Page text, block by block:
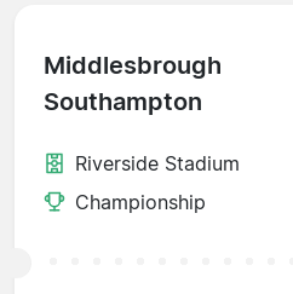
Middlesbrough
Southampton
Riverside Stadium
Championship